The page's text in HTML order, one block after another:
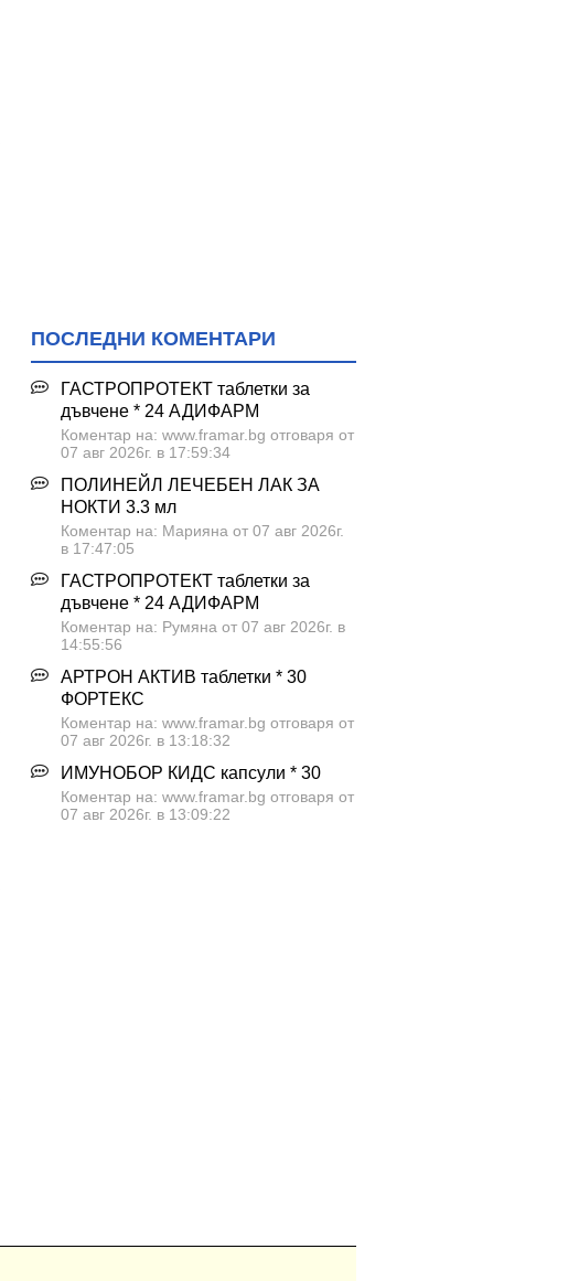
ПОСЛЕДНИ КОМЕНТАРИ
ГАСТРОПРОТЕКТ таблетки за
дъвчене * 24 АДИФАРМ
Коментар на: www.framar.bg отговаря от
07 авг 2026г. в 17:59:34
ПОЛИНЕЙЛ ЛЕЧЕБЕН ЛАК ЗА
НОКТИ 3.3 мл
Коментар на: Марияна от 07 авг 2026г.
в 17:47:05
ГАСТРОПРОТЕКТ таблетки за
дъвчене * 24 АДИФАРМ
Коментар на: Румяна от 07 авг 2026г. в
14:55:56
АРТРОН АКТИВ таблетки * 30
ФОРТЕКС
Коментар на: www.framar.bg отговаря от
07 авг 2026г. в 13:18:32
ИМУНОБОР КИДС капсули * 30
Коментар на: www.framar.bg отговаря от
07 авг 2026г. в 13:09:22